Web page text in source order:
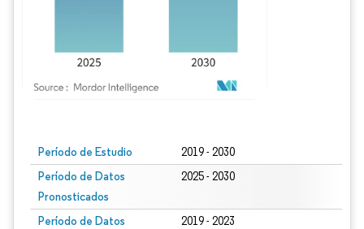
Período de Estudio 2019 - 2030
Período de Datos
Pronosticados
2025 - 2030
Período de Datos
2019 - 2023